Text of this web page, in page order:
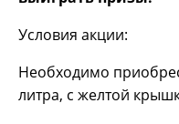
Условия акции:
Необходимо
литра, с желтой